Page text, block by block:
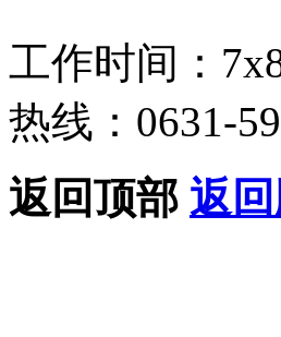
工作时间：
热线：0631-
返回顶部 返